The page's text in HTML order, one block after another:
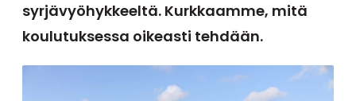
syrjävyöhykkeeltä. Kurkkaamme, mitä
koulutuksessa oikeasti tehdään.